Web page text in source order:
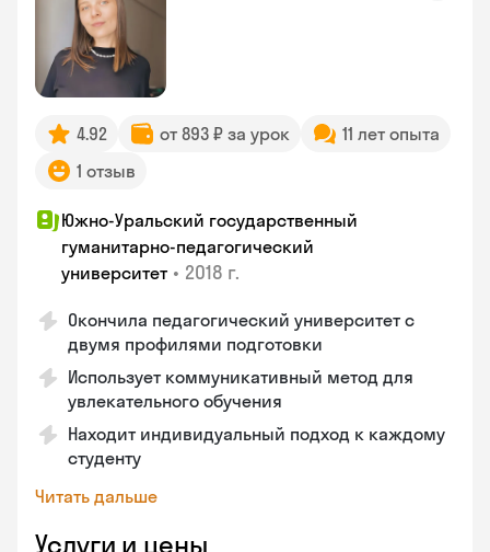
4.92 от 893 ₽ за урок
11 лет опыта
1 отзыв
Южно-Уральский государственный
гуманитарно-педагогический
университет • 2018 г.
Окончила педагогический университет с
двумя профилями подготовки
Использует коммуникативный метод для
увлекательного обучения
Находит индивидуальный подход к каждому
студенту
Читать дальше
Услуги и цены